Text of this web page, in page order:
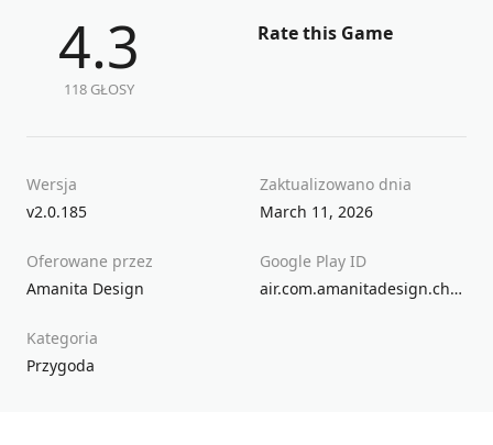
4.3
118 GŁOSY
Rate this Game
Wersja
v2.0.185
Zaktualizowano dnia
March 11, 2026
Oferowane przez
Amanita Design
Google Play ID
air.com.amanitadesign.chuchel.gp
Kategoria
Przygoda